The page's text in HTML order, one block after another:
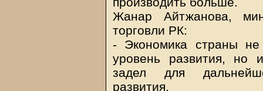
Жанар Айтжанова,
торговли РК:
- Экономика страны не
уровень развития, но
задел для
развития.